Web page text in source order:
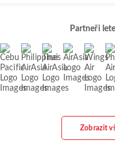
Partneři
Zobrazit